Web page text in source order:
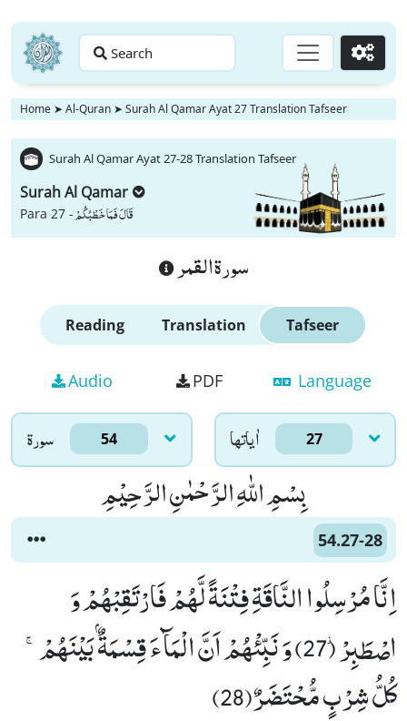
Search Go
Home ➤ Al-Quran ➤ Surah Al Qamar Ayat 27 Translation Tafseer
Surah Al Qamar Ayat 27-28 Translation Tafseer
Surah Al Qamar
Para 27 -قَالَ فَمَا خَطْبُكُمْ
سورة القمر
Reading Translation Tafseer
Audio PDF Language
سورۃ 54 اٰياتها 27
بِسْمِ اللّٰهِ الرَّحْمٰنِ الرَّحِیْمِ
54.27-28
اِنَّا مُرْسِلُوا النَّاقَةِ فِتْنَةً لَّهُمْ فَارْتَقِبْهُمْ وَ
اصْطَبِرْ٘ (27) وَ نَبِّئْهُمْ اَنَّ الْمَآءَ قِسْمَةٌۢ بَیْنَهُمْۚ-
كُلُّ شِرْبٍ مُّحْتَضَرٌ(28)